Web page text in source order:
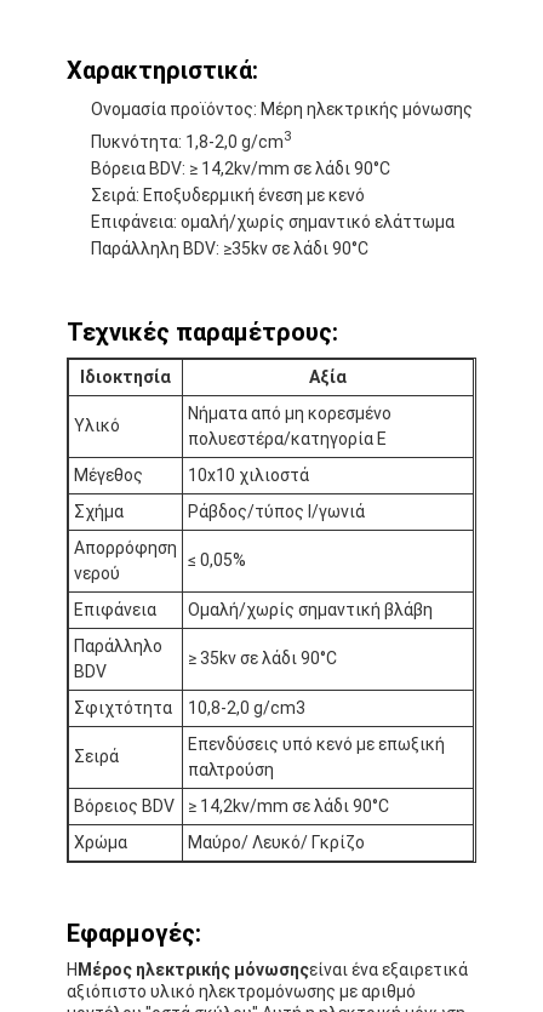
Σπίτι
Προϊόντα
Περίπου εμείς
Γύρος εργοστασίων
Ποιοτικός έλεγχος
Μας ελάτε σε επαφή με
Συγκολλητική ταινία μόνωσης
Ταινία μόνωσης υφασμάτων γυαλιού
Ανθεκτική στη θερμότητα ταινία μόνωσης
Κολλητική ταινία υφασμάτων γυαλιού
Κολλητική ταινία ταινιών Polyimide
Κολλητική ταινία φύλλων αλουμινίου αργιλίου
Χαρακτηριστικά:
Ονομασία προϊόντος: Μέρη ηλεκτρικής μόνωσης
Πυκνότητα: 1,8-2,0 g/cm3
Βόρεια BDV: ≥ 14,2kv/mm σε λάδι 90°C
Σειρά: Εποξυδερμική ένεση με κενό
Επιφάνεια: ομαλή/χωρίς σημαντικό ελάττωμα
Παράλληλη BDV: ≥35kv σε λάδι 90°C
Τεχνικές παραμέτρους:
Ιδιοκτησία Αξία
Υλικό
Νήματα από μη κορεσμένο
πολυεστέρα/κατηγορία Ε
Μέγεθος
10x10 χιλιοστά
Σχήμα
Ράβδος/τύπος Ι/γωνιά
Απορρόφηση
νερού
≤ 0,05%
Επιφάνεια
Ομαλή/χωρίς σημαντική βλάβη
Παράλληλο
BDV
≥ 35kv σε λάδι 90°C
Σφιχτότητα 10,8-2,0 g/cm3
Σειρά
Επενδύσεις υπό κενό με επωξική
παλτρούση
Βόρειος BDV
≥ 14,2kv/mm σε λάδι 90°C
Χρώμα
Μαύρο/ Λευκό/ Γκρίζο
Εφαρμογές:
ΗΜέρος ηλεκτρικής μόνωσηςείναι ένα εξαιρετικά
αξιόπιστο υλικό ηλεκτρομόνωσης με αριθμό